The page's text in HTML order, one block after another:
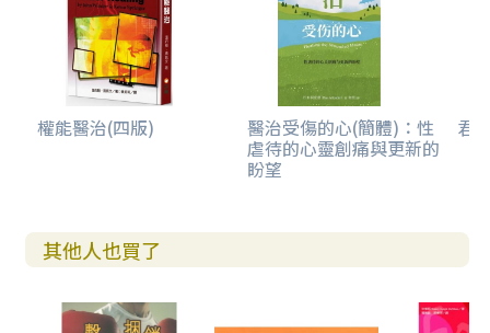
權能醫治(四版) 醫治受傷的心(簡體)：性
虐待的心靈創痛與更新的
盼望
君
其他人也買了